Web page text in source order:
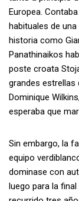
Europea.
habituales de
historia como
Panathinaikos
poste croata
grandes estrellas
Dominique
esperaba que
Sin embargo, la
equipo
dominase con
luego para la